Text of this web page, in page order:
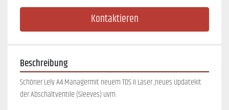
Kontaktieren
Beschreibung
Schöner Lely A4 Managermit neuem TDS II Laser ,neues Updatekit
der Abschaltventile (Sleeves) uvm.